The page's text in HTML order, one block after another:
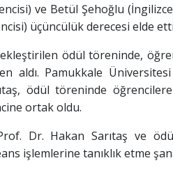
ve Betül Şehoğlu
üçüncülük derecesi elde
ödül töreninde,
aldı. Pamukkale
ödül töreninde
ortak oldu.
Dr. Hakan Sarıtaş ve
işlemlerine tanıklık etme